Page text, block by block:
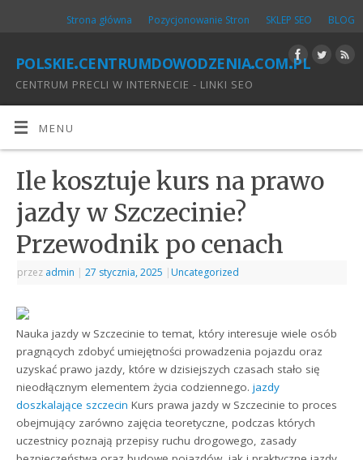
Strona główna Pozycjonowanie Stron SKLEP SEO BLOG
polskie.centrumdowodzenia.com.pl
CENTRUM PRECLI W INTERNECIE - LINKI SEO
MENU
Ile kosztuje kurs na prawo
jazdy w Szczecinie?
Przewodnik po cenach
przez admin | 27 stycznia, 2025 | Uncategorized
Nauka jazdy w Szczecinie to temat, który interesuje wiele osób
pragnących zdobyć umiejętności prowadzenia pojazdu oraz
uzyskać prawo jazdy, które w dzisiejszych czasach stało się
nieodłącznym elementem życia codziennego.jazdy
doszkalające szczecin Kurs prawa jazdy w Szczecinie to proces
obejmujący zarówno zajęcia teoretyczne, podczas których
uczestnicy poznają przepisy ruchu drogowego, zasady